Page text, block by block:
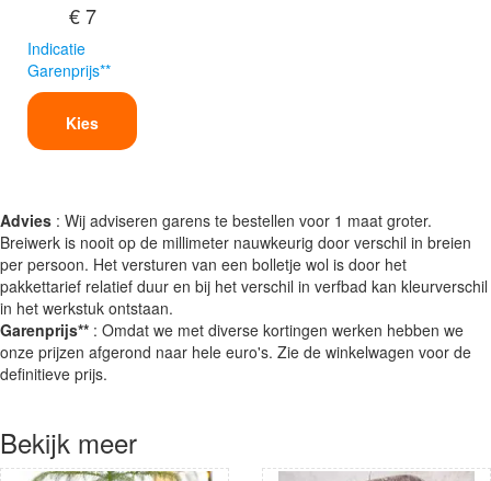
€ 7
Indicatie
Garenprijs**
Kies
Advies : Wij adviseren garens te bestellen voor 1 maat groter.
Breiwerk is nooit op de millimeter nauwkeurig door verschil in breien
per persoon. Het versturen van een bolletje wol is door het
pakkettarief relatief duur en bij het verschil in verfbad kan kleurverschil
in het werkstuk ontstaan.
Garenprijs** : Omdat we met diverse kortingen werken hebben we
onze prijzen afgerond naar hele euro's. Zie de winkelwagen voor de
definitieve prijs.
Bekijk meer